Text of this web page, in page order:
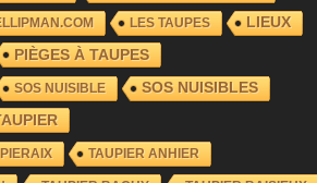
LES TAUPES LIEUX
PIÈGES À TAUPES
SOS NUISIBLE SOS NUISIBLES
TAUPIER ANHIER